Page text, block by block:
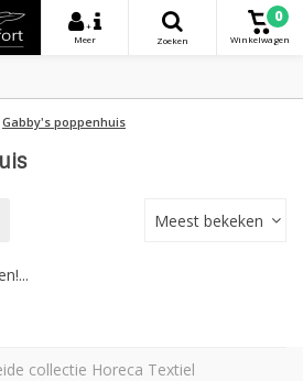
+
Meer
Zoeken
0
Winkelwagen
Gabby's poppenhuis
Meest bekeken
collectie Horeca Textiel